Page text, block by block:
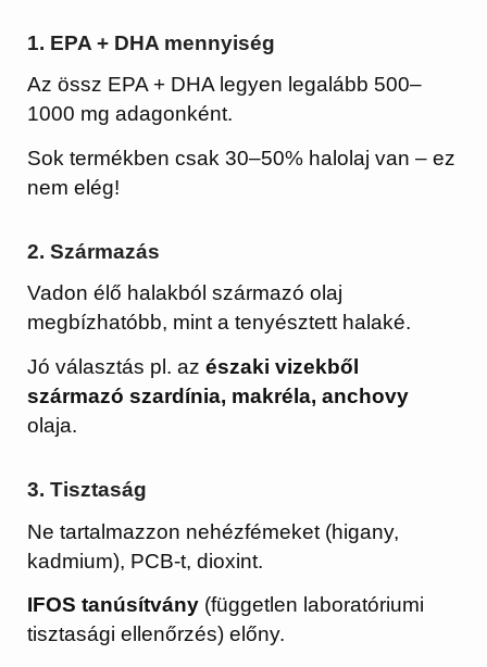
1. EPA + DHA mennyiség
Az össz EPA + DHA legyen legalább 500–
1000 mg adagonként.
Sok termékben csak 30–50% halolaj van – ez
nem elég!
2.Származás
Vadon élő halakból származó olaj
megbízhatóbb, mint a tenyésztett halaké.
Jó választás pl. azészaki vizekből
származó szardínia, makréla, anchovy
olaja.
3.Tisztaság
Ne tartalmazzon nehézfémeket (higany,
kadmium), PCB-t, dioxint.
IFOS tanúsítvány (független laboratóriumi
tisztasági ellenőrzés) előny.